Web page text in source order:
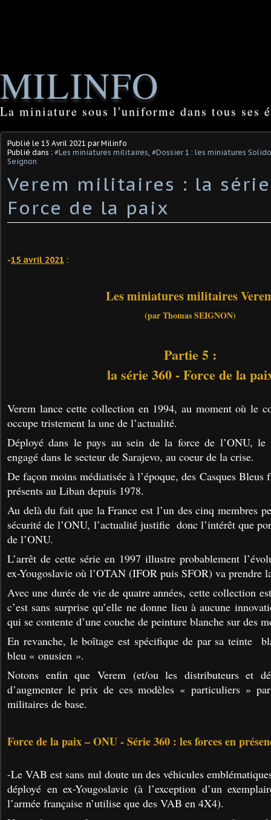
MILINFO
La miniature sous l'uniforme dans tous ses
Publié le 15 Avril 2021 par Milinfo
Publié dans : #Les miniatures militaires, #Dossier 1 : les miniatures
Seignon
Verem militaires : la
Force de la paix
-15 avril 2021 :
Les miniatures militaires
(par Thomas SEIGNON)
Partie 5 :
la série 360 - Force de la
Verem lance cette collection en 1994, au moment où le
occupe tristement la une de l’actualité.
Déployé dans le pays au sein de la force de l’ONU, le
engagé dans le secteur de Sarajevo, au coeur de la crise.
De façon moins médiatisée à l’époque, des Casques
présents au Liban depuis 1978.
Au delà du fait que la France est l’un des cinq membres
sécurité de l’ONU, l’actualité justifie donc l’intérêt que
de l’ONU.
L’arrêt de cette série en 1997 illustre probablement
ex-Yougoslavie où l’OTAN (IFOR puis SFOR) va prendre
Avec une durée de vie de quatre années, cette collection
c’est sans surprise qu’elle ne donne lieu à aucune
qui se contente d’une couche de peinture blanche sur des
En revanche, le boîtage est spécifique de par sa teinte
bleu « onusien ».
Notons enfin que Verem (et/ou les distributeurs et
d’augmenter le prix de ces modèles « particuliers »
militaires de base.
Force de la paix – ONU - Série 360 : les forces en
-Le VAB est sans nul doute un des véhicules
déployé en ex-Yougoslavie (à l’exception d’un
l’armée française n’utilise que des VAB en 4X4).